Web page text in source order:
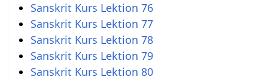
Sanskrit Kurs Lektion 76
Sanskrit Kurs Lektion 77
Sanskrit Kurs Lektion 78
Sanskrit Kurs Lektion 79
Sanskrit Kurs Lektion 80